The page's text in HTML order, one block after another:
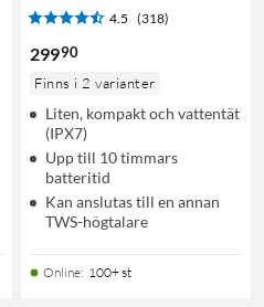
4.5 (318)
29990
Finns i 2 varianter
Liten, kompakt och vattentät
(IPX7)
Upp till 10 timmars
batteritid
Kan anslutas till en annan
TWS-högtalare
Online: 100+ st